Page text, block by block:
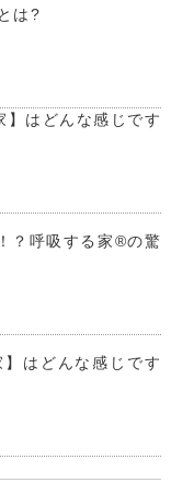
は?
】はどんな感じです
？呼吸する家®の驚
はどんな感じです